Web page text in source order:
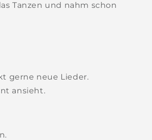
Tanzen und nahm schon
gerne neue Lieder.
ansieht.